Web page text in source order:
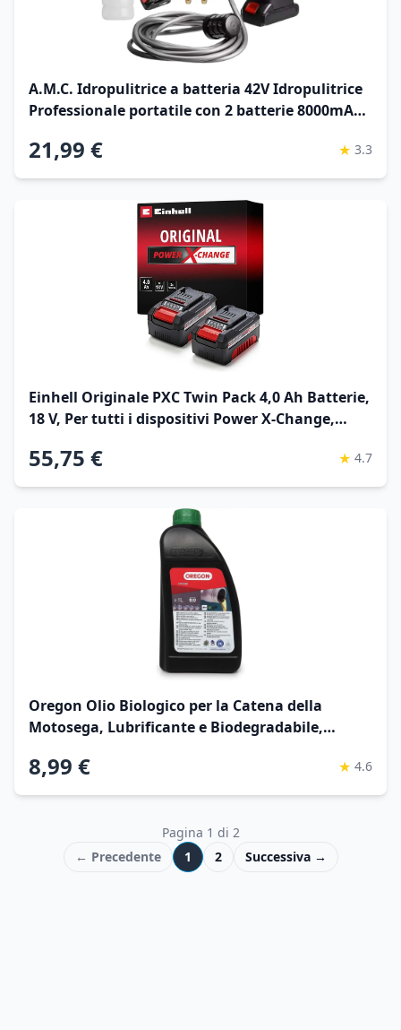
A.M.C. Idropulitrice a batteria 42V Idropulitrice
Professionale portatile con 2 batterie 8000mAh
batteria per il lavaggio di auto Pulizia di
pavimenti
21,99 € ★ 3.3
Einhell Originale PXC Twin Pack 4,0 Ah Batterie,
18 V, Per tutti i dispositivi Power X-Change,
ricarica ada), Confezione da 2, nessun
caricabatterie
55,75 € ★ 4.7
Oregon Olio Biologico per la Catena della
Motosega, Lubrificante e Biodegradabile,
8,99 € ★ 4.6
Pagina 1 di 2
← Precedente
1 2 Successiva →